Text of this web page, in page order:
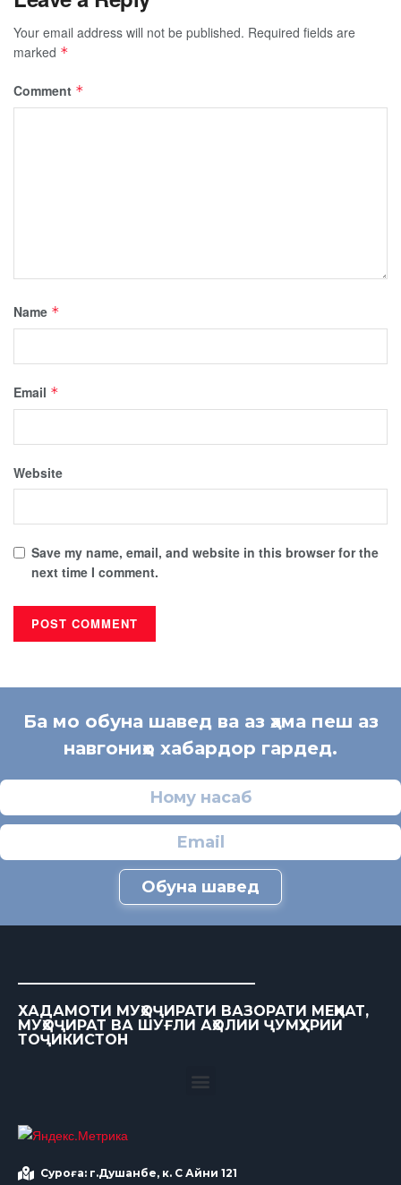
Your email address will not be published. Required fields are
marked *
Comment *
Name *
Email *
Website
Save my name, email, and website in this browser for the
next time I comment.
Ба мо обуна шавед ва аз ҳама пеш аз
навгониҳо хабардор гардед.
Обуна шавед
ХАДАМОТИ МУҲОҶИРАТИ ВАЗОРАТИ МЕҲНАТ,
МУҲОҶИРАТ ВА ШУҒЛИ АҲОЛИИ ҶУМҲУРИИ
ТОҶИКИСТОН
Суроға: г.Душанбе, к. С Айни 121